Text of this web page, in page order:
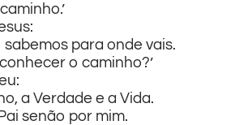
sabemos para onde vais.
o caminho?’
a Verdade e a Vida.
senão por mim.